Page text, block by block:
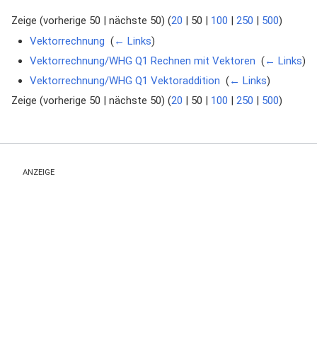
Zeige (vorherige 50 nächste 50) (20 50 100 250 500)
Vektorrechnung (← Links)
Vektorrechnung/WHG Q1 Rechnen mit Vektoren (← Links)
Vektorrechnung/WHG Q1 Vektoraddition (← Links)
Zeige (vorherige 50 | nächste 50) (20 | 50 | 100 | 250 | 500)
ANZEIGE